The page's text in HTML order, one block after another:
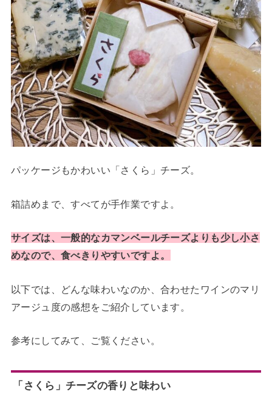
パッケージもかわいい「さくら」チーズ。
箱詰めまで、すべてが手作業ですよ。
サイズは、一般的なカマンベールチーズよりも少し小さ
めなので、食べきりやすいですよ。
以下では、どんな味わいなのか、合わせたワインのマリ
アージュ度の感想をご紹介しています。
参考にしてみて、ご覧ください。
「さくら」チーズの香りと味わい